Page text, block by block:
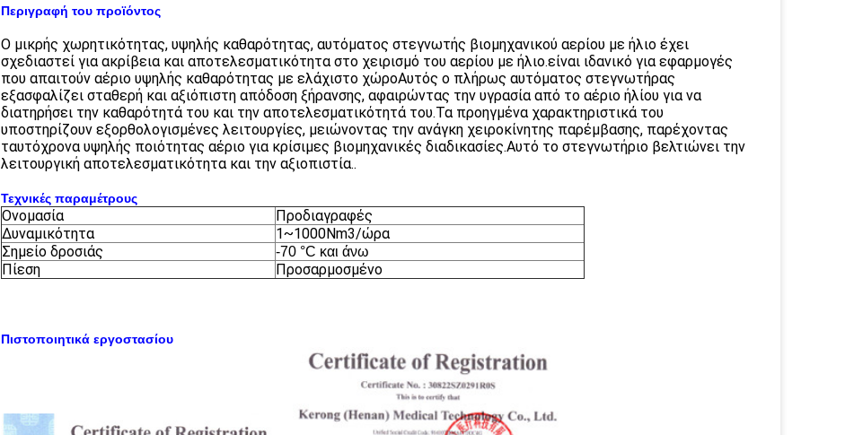
Περιγραφή του προϊόντος
Ο μικρής χωρητικότητας, υψηλής καθαρότητας, αυτόματος στεγνωτής βιομηχανικού αερίου με ήλιο έχει
σχεδιαστεί για ακρίβεια και αποτελεσματικότητα στο χειρισμό του αερίου με ήλιο.είναι ιδανικό για εφαρμογές
που απαιτούν αέριο υψηλής καθαρότητας με ελάχιστο χώροΑυτός ο πλήρως αυτόματος στεγνωτήρας
εξασφαλίζει σταθερή και αξιόπιστη απόδοση ξήρανσης, αφαιρώντας την υγρασία από το αέριο ήλίου για να
διατηρήσει την καθαρότητά του και την αποτελεσματικότητά του.Τα προηγμένα χαρακτηριστικά του
υποστηρίζουν εξορθολογισμένες λειτουργίες, μειώνοντας την ανάγκη χειροκίνητης παρέμβασης, παρέχοντας
ταυτόχρονα υψηλής ποιότητας αέριο για κρίσιμες βιομηχανικές διαδικασίες.Αυτό το στεγνωτήριο βελτιώνει την
λειτουργική αποτελεσματικότητα και την αξιοπιστία..
Τεχνικές παραμέτρους
Ονομασία
Προδιαγραφές
Δυναμικότητα
1~1000Nm3/ώρα
Σημείο δροσιάς
-70 °C και άνω
Πίεση Προσαρμοσμένο
Πιστοποιητικά εργοστασίου